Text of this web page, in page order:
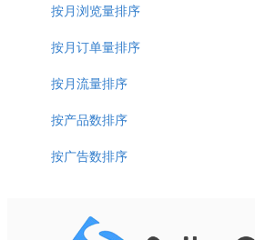
按月浏览量排序
按月订单量排序
按月流量排序
按产品数排序
按广告数排序